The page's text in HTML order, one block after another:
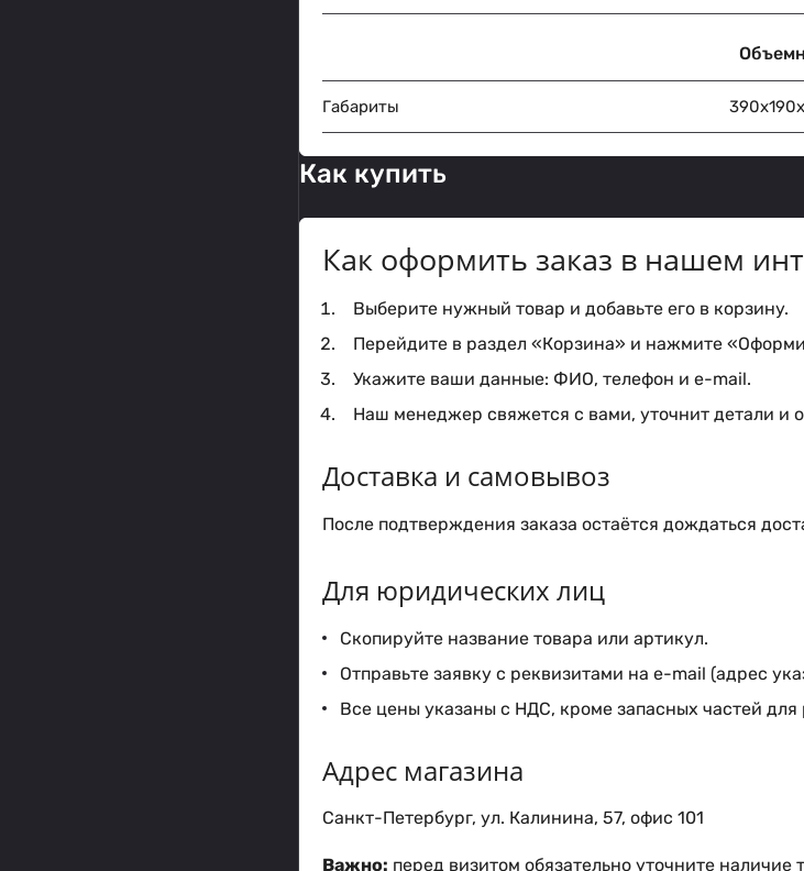
Габариты
Как купить
Как оформить заказ в нашем
Выберите нужный товар и добавьте его в корзину.
Перейдите в раздел «Корзина» и нажмите
Укажите ваши данные: ФИО, телефон и e-mail.
Наш менеджер свяжется с вами, уточнит детали и
Доставка и самовывоз
После подтверждения заказа остаётся дождаться
Для юридических лиц
Скопируйте название товара или артикул.
Отправьте заявку с реквизитами на e-mail (адрес
Все цены указаны с НДС, кроме запасных частей
Адрес магазина
Санкт-Петербург, ул. Калинина, 57, офис 101
Важно: перед визитом обязательно уточните наличие